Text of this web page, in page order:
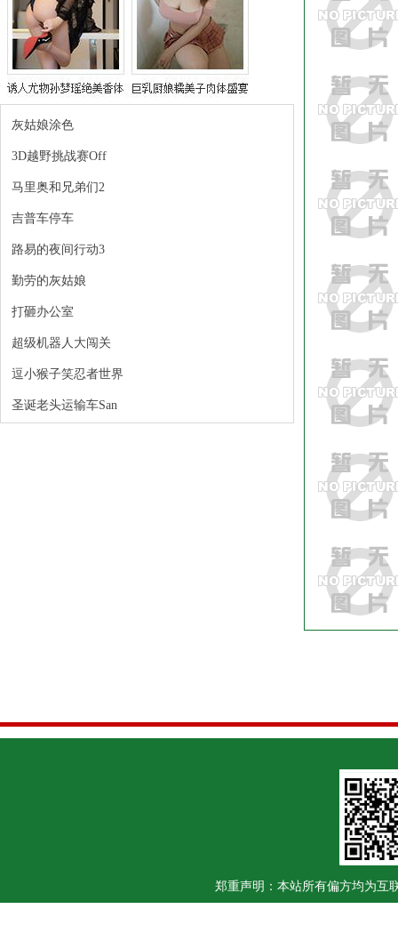
灰姑娘涂色
3D越野挑战赛Off
马里奥和兄弟们2
吉普车停车
路易的夜间行动3
勤劳的灰姑娘
打砸办公室
超级机器人大闯关
逗小猴子笑忍者世界
圣诞老头运输车San
郑重声明：本站所有偏方均为互